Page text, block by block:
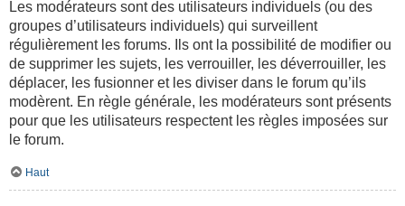
Les modérateurs sont des utilisateurs individuels (ou des
groupes d’utilisateurs individuels) qui surveillent
régulièrement les forums. Ils ont la possibilité de modifier ou
de supprimer les sujets, les verrouiller, les déverrouiller, les
déplacer, les fusionner et les diviser dans le forum qu’ils
modèrent. En règle générale, les modérateurs sont présents
pour que les utilisateurs respectent les règles imposées sur
le forum.
Haut